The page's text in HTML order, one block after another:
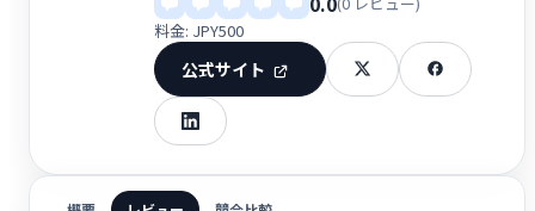
料金: JPY500
公式サイト